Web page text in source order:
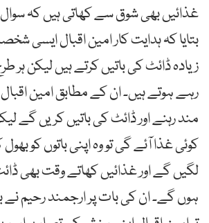
غذائیں بھی شوق سے کھاتی ہیں کہ
بتایا کہ ہدایت کار امین اقبال
زیادہ ڈائٹ کی باتیں کرتے ہیں لیکن ہر
رہے ہوتے ہیں۔ ان کے مطابق امین
مند رہنے اور ڈائٹ کی باتیں کریں گے
کوئی غذا آئے گی تو وہ اپنی باتوں کو
لگیں گے اور غذائیں کھاتے وقت بھی
ہوں گے۔ ان کی بات پر ارجمند رحیم نے